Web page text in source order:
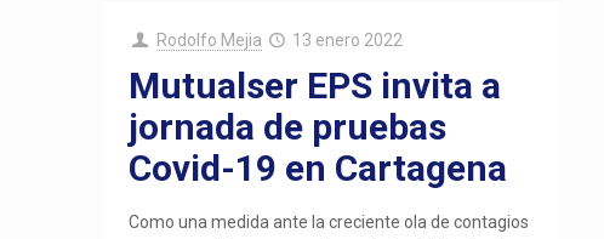
Rodolfo Mejia 13 enero 2022
Mutualser EPS invita a
jornada de pruebas
Covid-19 en Cartagena
Como una medida ante la creciente ola de contagios